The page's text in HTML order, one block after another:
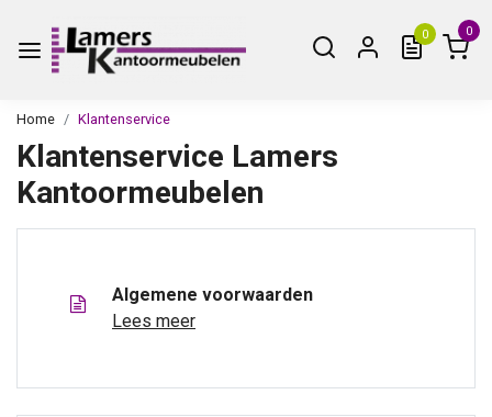
0 0
Home Klantenservice
Klantenservice Lamers
Kantoormeubelen
Algemene voorwaarden
Lees meer